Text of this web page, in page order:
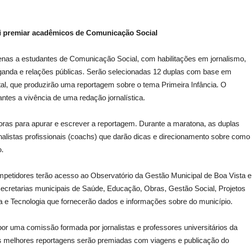
acadêmicos de Comunicação Social
a estudantes de Comunicação Social, com habilitações em jornalismo,
e relações públicas. Serão selecionadas 12 duplas com base em
que produzirão uma reportagem sobre o tema Primeira Infância. O
a vivência de uma redação jornalística.
para apurar e escrever a reportagem. Durante a maratona, as duplas
profissionais (coachs) que darão dicas e direcionamento sobre como
terão acesso ao Observatório da Gestão Municipal de Boa Vista e
municipais de Saúde, Educação, Obras, Gestão Social, Projetos
e Tecnologia que fornecerão dados e informações sobre do município.
uma comissão formada por jornalistas e professores universitários da
reportagens serão premiadas com viagens e publicação do